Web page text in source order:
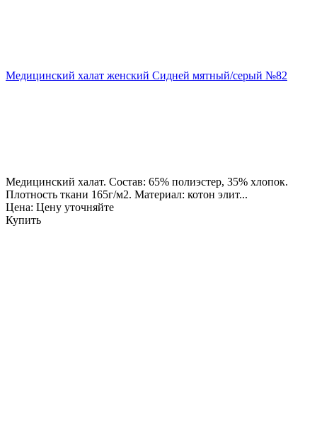
Медицинский халат женский Сидней мятный/серый №82
Медицинский халат. Состав: 65% полиэстер, 35% хлопок.
Плотность ткани 165г/м2. Материал: котон элит...
Цена: Цену уточняйте
Купить